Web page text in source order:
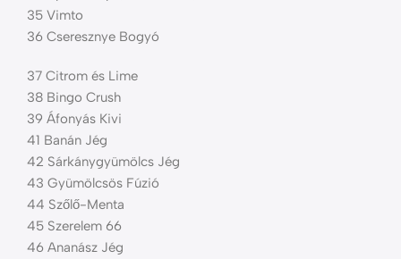
35 Vimto
36 Cseresznye Bogyó
37 Citrom és Lime
38 Bingo Crush
39 Áfonyás Kivi
41 Banán Jég
42 Sárkánygyümölcs Jég
43 Gyümölcsös Fúzió
44 Szőlő-Menta
45 Szerelem 66
46 Ananász Jég